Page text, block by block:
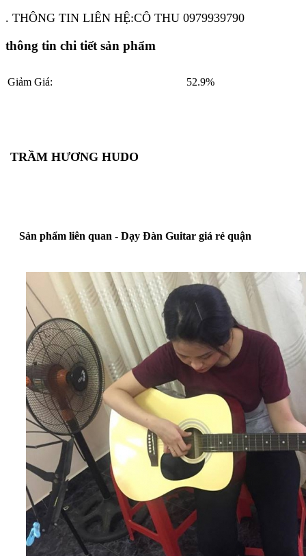
. THÔNG TIN LIÊN HỆ:CÔ THU 0979939790
thông tin chi tiết sản phẩm
Giảm Giá: 52.9%
TRẦM HƯƠNG HUDO
Sản phẩm liên quan - Dạy Đàn Guitar giá rẻ quận